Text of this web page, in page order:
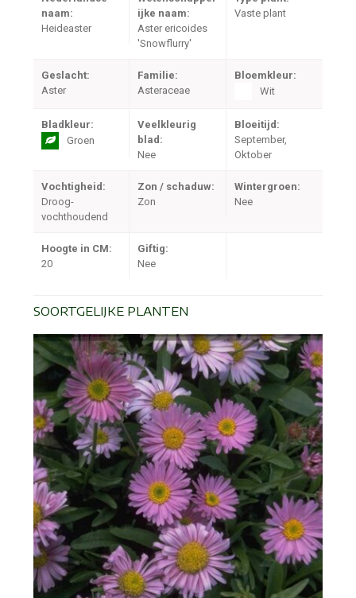
naam:
Heideaster
ijke naam:
Aster ericoides
'Snowflurry'
Vaste plant
Geslacht:
Aster
Familie:
Asteraceae
Bloemkleur:
Wit
Bladkleur:
Groen
Veelkleurig
blad:
Nee
Bloeitijd:
September,
Oktober
Vochtigheid:
Droog-
vochthoudend
Zon / schaduw:
Zon
Wintergroen:
Nee
Hoogte in CM:
20
Giftig:
Nee
SOORTGELIJKE PLANTEN